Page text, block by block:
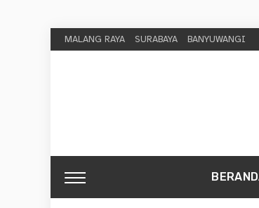
MALANG RAYA SURABAYA BANYUWANGI